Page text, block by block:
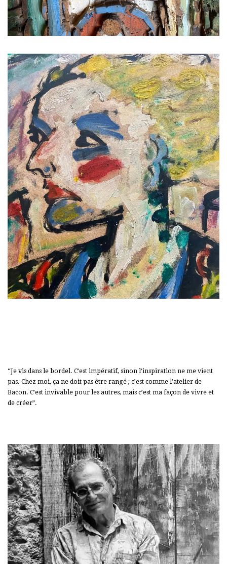
“Je vis dans le bordel. C’est impératif, sinon l’inspiration ne me vient
pas. Chez moi, ça ne doit pas être rangé ; c’est comme l’atelier de
Bacon. C’est invivable pour les autres, mais c’est ma façon de vivre et
de créer”.